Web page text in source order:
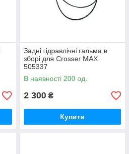
Задні гідравлічні гальма в
зборі для Crosser MAX
505337
В наявності 200 од.
2 300 ₴
Купити